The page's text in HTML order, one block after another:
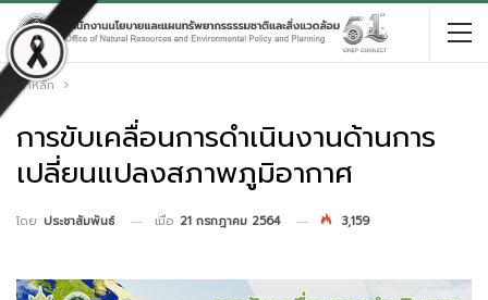
หน้าหลัก
การขับเคลื่อนการดำเนินงานด้านการ
เปลี่ยนแปลงสภาพภูมิอากาศ
โดย ประชาสัมพันธ์ เมื่อ 21 กรกฎาคม 2564 3,159